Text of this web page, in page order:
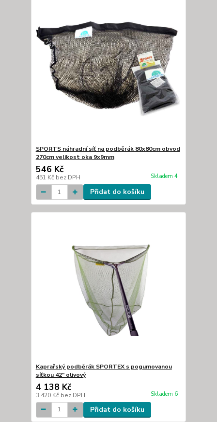
SPORTS náhradní síť na podběrák 80x80cm obvod
270cm velikost oka 9x9mm
546 Kč
451 Kč bez DPH Skladem 4
Přidat do košíku
Kaprařský podběrák SPORTEX s pogumovanou
síťkou 42" olivový
4 138 Kč
3 420 Kč bez DPH Skladem 6
Přidat do košíku